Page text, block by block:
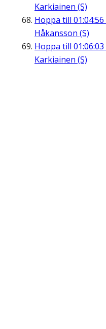
Karkiainen (S)
Hoppa till 01:04:56
Håkansson (S)
Hoppa till 01:06:03
Karkiainen (S)